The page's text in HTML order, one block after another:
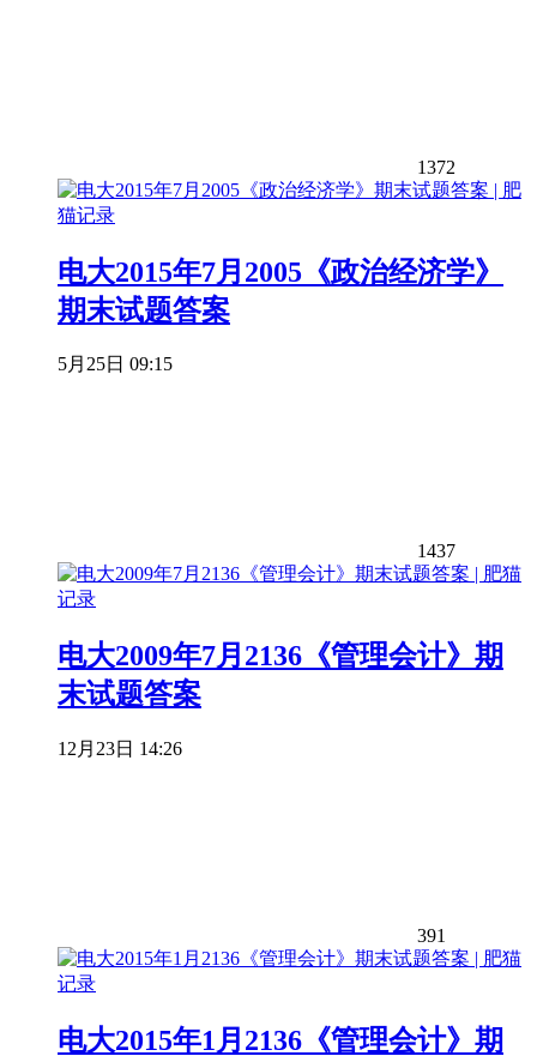
1372
电大2015年7月2005《政治经济学》
期末试题答案
5月25日 09:15
1437
电大2009年7月2136《管理会计》期
末试题答案
12月23日 14:26
391
电大2015年1月2136《管理会计》期